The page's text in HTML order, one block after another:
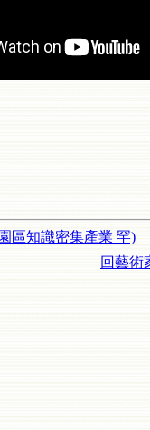
區知識密集產業 罕)
回藝術